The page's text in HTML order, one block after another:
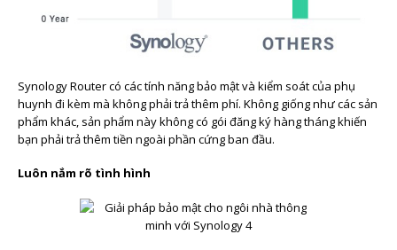
Synology Router có các tính năng bảo mật và kiểm soát của phụ
huynh đi kèm mà không phải trả thêm phí. Không giống như các sản
phẩm khác, sản phẩm này không có gói đăng ký hàng tháng khiến
bạn phải trả thêm tiền ngoài phần cứng ban đầu.
Luôn nắm rõ tình hình